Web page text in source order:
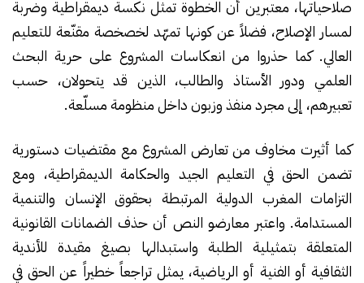
صلاحياتها، معتبرين أن الخطوة تمثل نكسة ديمقراطية وضربة
لمسار الإصلاح، فضلاً عن كونها تمهّد لخصخصة مقنّعة للتعليم
العالي. كما حذروا من انعكاسات المشروع على حرية البحث
العلمي ودور الأستاذ والطالب، الذين قد يتحولان، حسب
تعبيرهم، إلى مجرد منفذ وزبون داخل منظومة مسلّعة.
كما أثيرت مخاوف من تعارض المشروع مع مقتضيات دستورية
تضمن الحق في التعليم الجيد والحكامة الديمقراطية، ومع
التزامات المغرب الدولية المرتبطة بحقوق الإنسان والتنمية
المستدامة. واعتبر معارضو النص أن حذف الضمانات القانونية
المتعلقة بتمثيلية الطلبة واستبدالها بصيغ مقيدة للأندية
الثقافية أو الفنية أو الرياضية، يمثل تراجعاً خطيراً عن الحق في